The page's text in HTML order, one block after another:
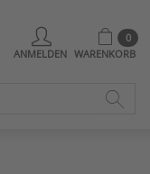
ANMELDEN
0
WARENKORB